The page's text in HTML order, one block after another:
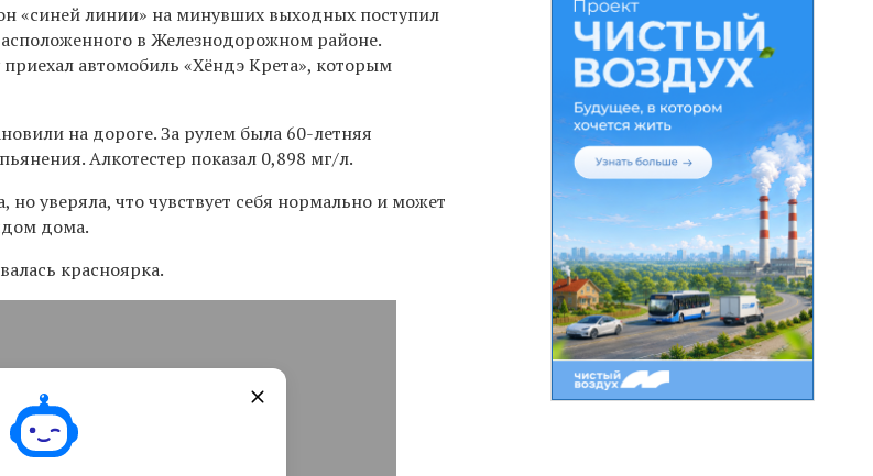
«синей линии» на минувших выходных поступил
в Железнодорожном районе.
автомобиль «Хёндэ Крета», которым
на дороге. За рулем была 60-летняя
Алкотестер показал 0,898 мг/л.
уверяла, что чувствует себя нормально и может
дома.
красноярка.